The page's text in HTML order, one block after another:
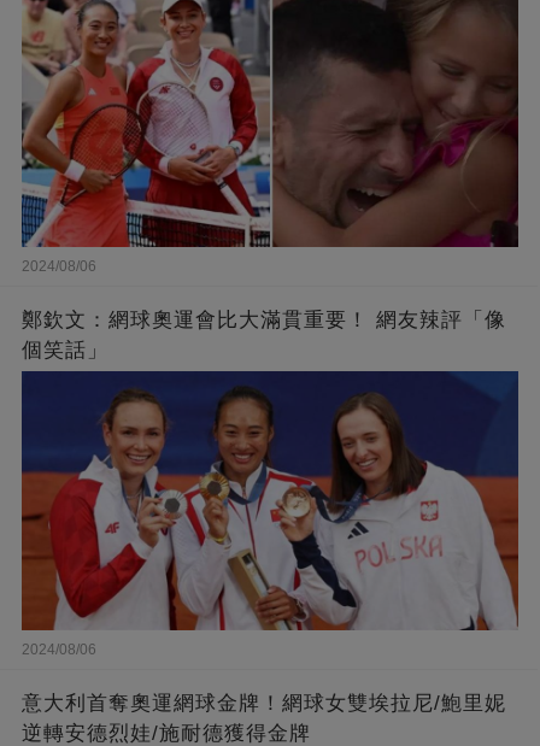
2024/08/06
鄭欽文：網球奧運會比大滿貫重要！ 網友辣評「像
個笑話」
2024/08/06
意大利首奪奧運網球金牌！網球女雙埃拉尼/鮑里妮
逆轉安德烈娃/施耐德獲得金牌